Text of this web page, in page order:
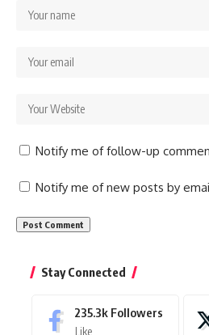
Notify me of follow-up
Notify me of new posts by
Stay Connected
235.3k Followers
Like